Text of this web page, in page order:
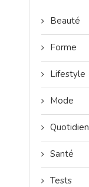
Beauté
Forme
Lifestyle
Mode
Quotidien
Santé
Tests